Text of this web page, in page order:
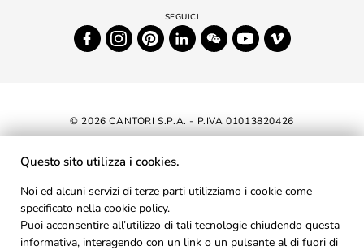
© 2026 CANTORI S.P.A. - P.IVA 01013820426
DICHIARAZIONE DI ACCESSIBILITÀ
AREA RISERVATA
PRIVACY
Questo sito utilizza i cookies.
Noi ed alcuni servizi di terze parti utilizziamo i cookie come
specificato nella cookie policy.
Puoi acconsentire all’utilizzo di tali tecnologie chiudendo questa
informativa, interagendo con un link o un pulsante al di fuori di